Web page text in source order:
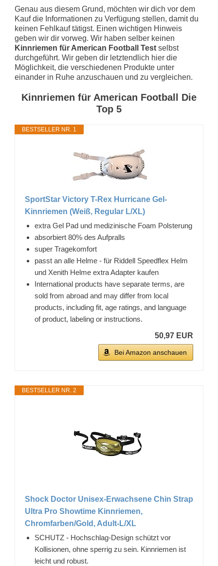
Genau aus diesem Grund, möchten wir dich vor dem
Kauf die Informationen zu Verfügung stellen, damit du
keinen Fehlkauf tätigst. Einen wichtigen Hinweis
geben wir dir vorweg. Wir haben selber keinen
Kinnriemen für American Football Test selbst
durchgeführt. Wir geben dir letztendlich hier die
Möglichkeit, die verschiedenen Produkte unter
einander in Ruhe anzuschauen und zu vergleichen.
Kinnriemen für American Football Die
Top 5
BESTSELLER NR. 1
SportStar Victory T-Rex Hurricane Gel-
Kinnriemen (Weiß, Regular L/XL)
extra Gel Pad und medizinische Foam Polsterung
absorbiert 80% des Aufpralls
super Tragekomfort
passt an alle Helme - für Riddell Speedflex Helm
und Xenith Helme extra Adapter kaufen
International products have separate terms, are
sold from abroad and may differ from local
products, including fit, age ratings, and language
of product, labeling or instructions.
50,97 EUR
Bei Amazon anschauen
BESTSELLER NR. 2
Shock Doctor Unisex-Erwachsene Chin Strap
Ultra Pro Showtime Kinnriemen,
Chromfarben/Gold, Adult-L/XL
SCHUTZ - Hochschlag-Design schützt vor
Kollisionen, ohne sperrig zu sein. Kinnriemen ist
leicht und robust.